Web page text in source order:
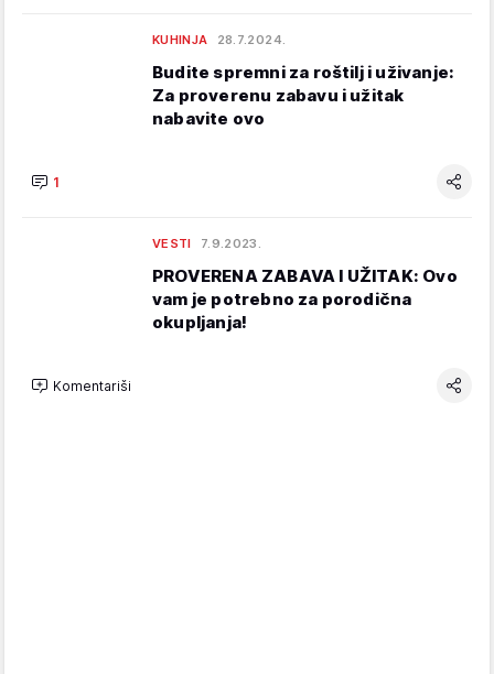
KUHINJA 28.7.2024.
Budite spremni za roštilj i uživanje:
Za proverenu zabavu i užitak
nabavite ovo
1
VESTI 7.9.2023.
PROVERENA ZABAVA I UŽITAK: Ovo
vam je potrebno za porodična
okupljanja!
Komentariši